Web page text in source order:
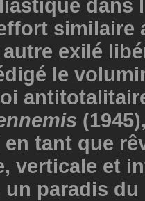
dans
similaire
exilé
le
en tant que
verticale et
un paradis